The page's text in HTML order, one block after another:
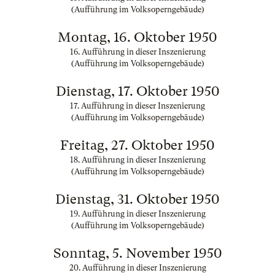
(Aufführung im Volksoperngebäude)
Montag, 16. Oktober 1950
16. Aufführung in dieser Inszenierung
(Aufführung im Volksoperngebäude)
Dienstag, 17. Oktober 1950
17. Aufführung in dieser Inszenierung
(Aufführung im Volksoperngebäude)
Freitag, 27. Oktober 1950
18. Aufführung in dieser Inszenierung
(Aufführung im Volksoperngebäude)
Dienstag, 31. Oktober 1950
19. Aufführung in dieser Inszenierung
(Aufführung im Volksoperngebäude)
Sonntag, 5. November 1950
20. Aufführung in dieser Inszenierung